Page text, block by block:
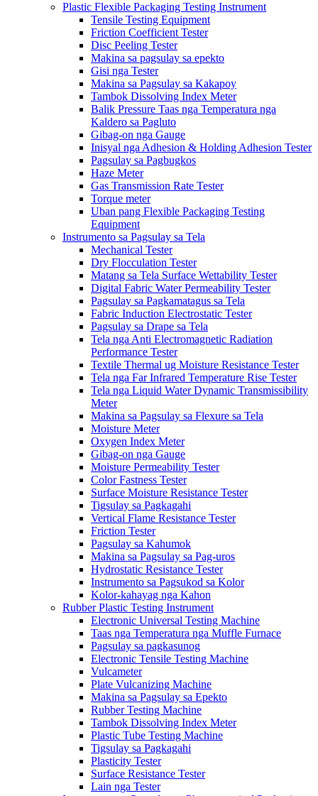
Plastic Flexible Packaging Testing Instrument
Tensile Testing Equipment
Friction Coefficient Tester
Disc Peeling Tester
Makina sa pagsulay sa epekto
Gisi nga Tester
Makina sa Pagsulay sa Kakapoy
Tambok Dissolving Index Meter
Balik Pressure Taas nga Temperatura nga
Kaldero sa Pagluto
Gibag-on nga Gauge
Inisyal nga Adhesion & Holding Adhesion Tester
Pagsulay sa Pagbugkos
Haze Meter
Gas Transmission Rate Tester
Torque meter
Uban pang Flexible Packaging Testing
Equipment
Instrumento sa Pagsulay sa Tela
Mechanical Tester
Dry Flocculation Tester
Matang sa Tela Surface Wettability Tester
Digital Fabric Water Permeability Tester
Pagsulay sa Pagkamatagus sa Tela
Fabric Induction Electrostatic Tester
Pagsulay sa Drape sa Tela
Tela nga Anti Electromagnetic Radiation
Performance Tester
Textile Thermal ug Moisture Resistance Tester
Tela nga Far Infrared Temperature Rise Tester
Tela nga Liquid Water Dynamic Transmissibility
Meter
Makina sa Pagsulay sa Flexure sa Tela
Moisture Meter
Oxygen Index Meter
Gibag-on nga Gauge
Moisture Permeability Tester
Color Fastness Tester
Surface Moisture Resistance Tester
Tigsulay sa Pagkagahi
Vertical Flame Resistance Tester
Friction Tester
Pagsulay sa Kahumok
Makina sa Pagsulay sa Pag-uros
Hydrostatic Resistance Tester
Instrumento sa Pagsukod sa Kolor
Kolor-kahayag nga Kahon
Rubber Plastic Testing Instrument
Electronic Universal Testing Machine
Taas nga Temperatura nga Muffle Furnace
Pagsulay sa pagkasunog
Electronic Tensile Testing Machine
Vulcameter
Plate Vulcanizing Machine
Makina sa Pagsulay sa Epekto
Rubber Testing Machine
Tambok Dissolving Index Meter
Plastic Tube Testing Machine
Tigsulay sa Pagkagahi
Plasticity Tester
Surface Resistance Tester
Lain nga Tester